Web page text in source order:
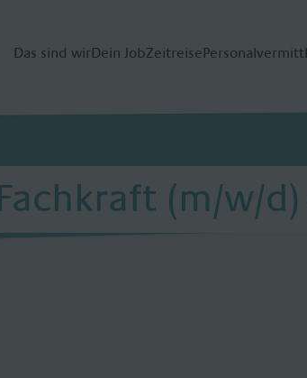
Das sind wirDein JobZeitreise
(m/w/